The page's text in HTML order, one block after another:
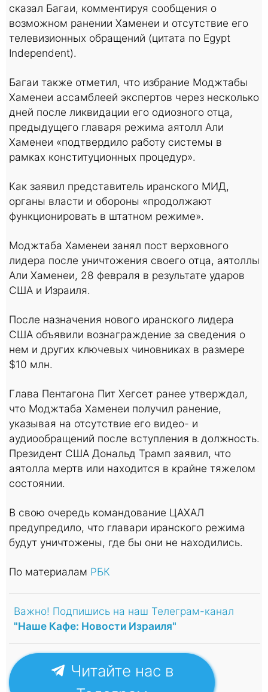
сказал Багаи, комментируя сообщения о
возможном ранении Хаменеи и отсутствие его
телевизионных обращений (цитата по Egypt
Independent).
Багаи также отметил, что избрание Моджтабы
Хаменеи ассамблеей экспертов через несколько
дней после ликвидации его одиозного отца,
предыдущего главаря режима аятолл Али
Хаменеи «подтвердило работу системы в
рамках конституционных процедур».
Как заявил представитель иранского МИД,
органы власти и обороны «продолжают
функционировать в штатном режиме».
Моджтаба Хаменеи занял пост верховного
лидера после уничтожения своего отца, аятоллы
Али Хаменеи, 28 февраля в результате ударов
США и Израиля.
После назначения нового иранского лидера
США объявили вознаграждение за сведения о
нем и других ключевых чиновниках в размере
$10 млн.
Глава Пентагона Пит Хегсет ранее утверждал,
что Моджтаба Хаменеи получил ранение,
указывая на отсутствие его видео- и
аудиообращений после вступления в должность.
Президент США Дональд Трамп заявил, что
аятолла мертв или находится в крайне тяжелом
состоянии.
В свою очередь командование ЦАХАЛ
предупредило, что главари иранского режима
будут уничтожены, где бы они не находились.
По материалам РБК
Важно! Подпишись на наш Телеграм-канал
"Наше Кафе: Новости Израиля"
Читайте нас в